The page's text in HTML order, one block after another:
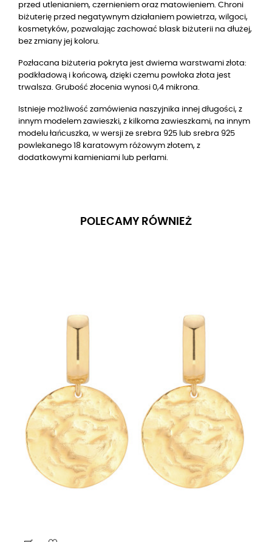
przed utlenianiem, czernieniem oraz matowieniem. Chroni
biżuterię przed negatywnym działaniem powietrza, wilgoci,
kosmetyków, pozwalając zachować blask biżuterii na dłużej,
bez zmiany jej koloru.
Pozłacana biżuteria pokryta jest dwiema warstwami złota:
podkładową i końcową, dzięki czemu powłoka złota jest
trwalsza. Grubość złocenia wynosi 0,4 mikrona.
Istnieje możliwość zamówienia naszyjnika innej długości, z
innym modelem zawieszki, z kilkoma zawieszkami, na innym
modelu łańcuszka, w wersji ze srebra 925 lub srebra 925
powlekanego 18 karatowym różowym złotem, z
dodatkowymi kamieniami lub perłami.
POLECAMY RÓWNIEŻ